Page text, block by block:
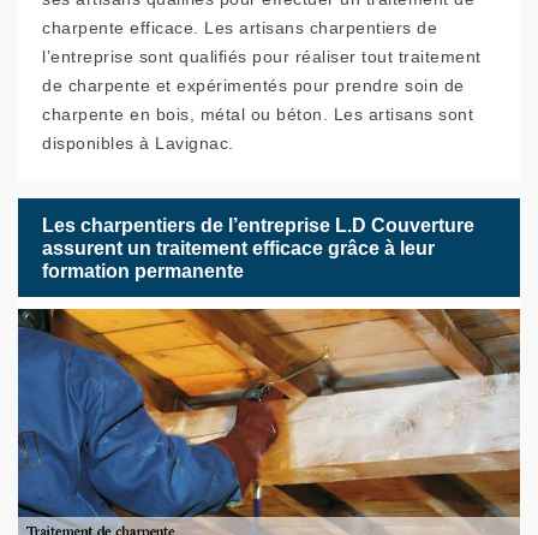
charpente efficace. Les artisans charpentiers de
l’entreprise sont qualifiés pour réaliser tout traitement
de charpente et expérimentés pour prendre soin de
charpente en bois, métal ou béton. Les artisans sont
disponibles à Lavignac.
Les charpentiers de l’entreprise L.D Couverture
assurent un traitement efficace grâce à leur
formation permanente